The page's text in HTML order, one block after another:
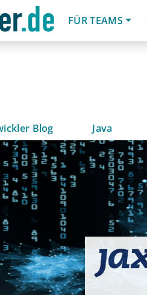
FÜR TEAMS
Blog Java